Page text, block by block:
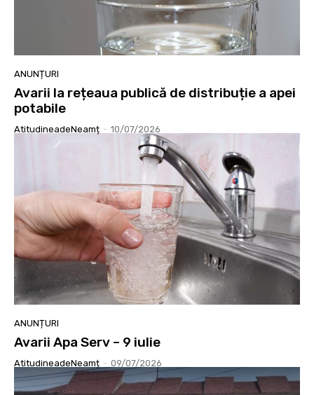
ANUNȚURI
Avarii la rețeaua publică de distribuție a apei
potabile
AtitudineadeNeamț - 10/07/2026
ANUNȚURI
Avarii Apa Serv – 9 iulie
AtitudineadeNeamț - 09/07/2026